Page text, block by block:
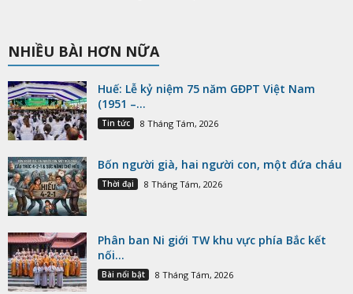
NHIỀU BÀI HƠN NỮA
Huế: Lễ kỷ niệm 75 năm GĐPT Việt Nam
(1951 –...
Tin tức 8 Tháng Tám, 2026
Bốn người già, hai người con, một đứa cháu
Thời đại 8 Tháng Tám, 2026
Phân ban Ni giới TW khu vực phía Bắc kết
nối...
Bài nổi bật 8 Tháng Tám, 2026